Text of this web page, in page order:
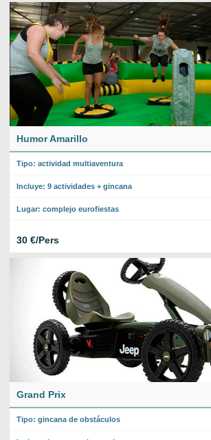
Humor Amarillo
Tipo: actividad multiaventura
Incluye: 9 actividades + gincana
Lugar: complejo eurofiestas
30 €/Pers
Grand Prix
Tipo: gincana de obstáculos